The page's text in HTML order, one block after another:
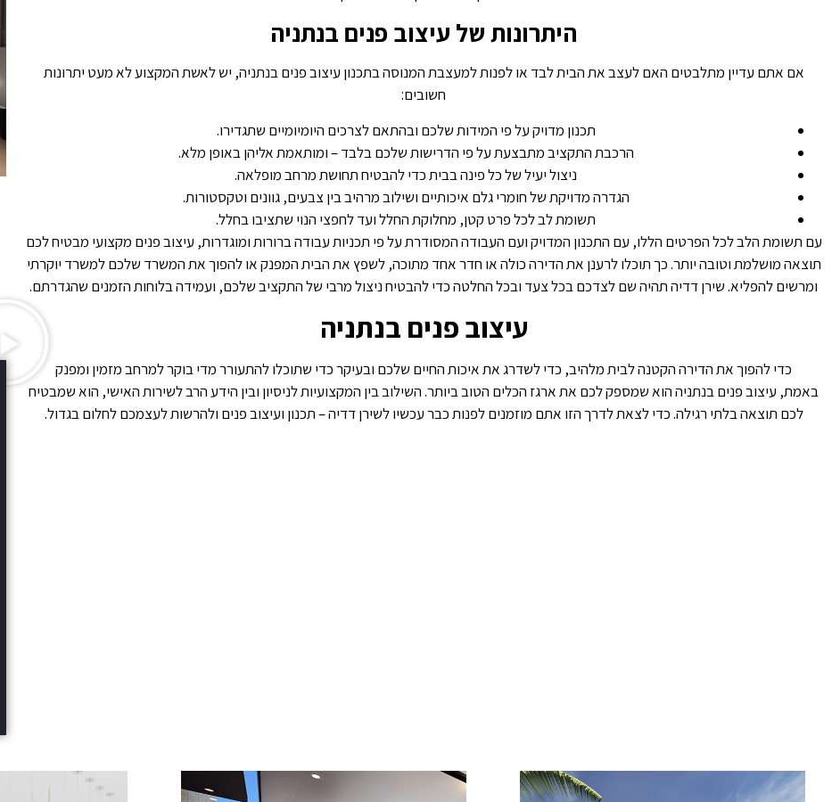
היתרונות של עיצוב פנים בנתניה
אם אתם עדיין מתלבטים האם לעצב את הבית לבד או לפנות למעצבת המנוסה בתכנון עיצוב פנים בנתניה, יש לאשת המקצוע לא מעט יתרונות
חשובים:
תכנון מדויק על פי המידות שלכם ובהתאם לצרכים היומיומיים שתגדירו.
הרכבת התקציב מתבצעת על פי הדרישות שלכם בלבד – ומותאמת אליהן באופן מלא.
ניצול יעיל של כל פינה בבית כדי להבטיח תחושת מרחב מופלאה.
הגדרה מדויקת של חומרי גלם איכותיים ושילוב מרהיב בין צבעים, גוונים וטקסטורות.
תשומת לב לכל פרט קטן, מחלוקת החלל ועד לחפצי הנוי שתציבו בחלל.
עם תשומת הלב לכל הפרטים הללו, עם התכנון המדויק ועם העבודה המסודרת על פי תכניות עבודה ברורות ומוגדרות, עיצוב פנים מקצועי מבטיח לכם
תוצאה מושלמת וטובה יותר. כך תוכלו לרענן את הדירה כולה או חדר אחד מתוכה, לשפץ את הבית המפנק או להפוך את המשרד שלכם למשרד יוקרתי
ומרשים להפליא. שירן דדיה תהיה שם לצדכם בכל צעד ובכל החלטה כדי להבטיח ניצול מרבי של התקציב שלכם, ועמידה בלוחות הזמנים שהגדרתם.
עיצוב פנים בנתניה
כדי להפוך את הדירה הקטנה לבית מלהיב, כדי לשדרג את איכות החיים שלכם ובעיקר כדי שתוכלו להתעורר מדי בוקר למרחב מזמין ומפנק
באמת, עיצוב פנים בנתניה הוא שמספק לכם את ארגז הכלים הטוב ביותר. השילוב בין המקצועיות לניסיון ובין הידע הרב לשירות האישי, הוא שמבטיח
לכם תוצאה בלתי רגילה. כדי לצאת לדרך הזו אתם מוזמנים לפנות כבר עכשיו לשירן דדיה – תכנון ועיצוב פנים ולהרשות לעצמכם לחלום בגדול.